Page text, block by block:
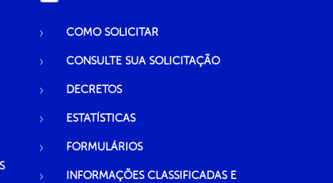
COMO SOLICITAR
CONSULTE SUA SOLICITAÇÃO
DECRETOS
ESTATÍSTICAS
FORMULÁRIOS
INFORMAÇÕES CLASSIFICADAS E